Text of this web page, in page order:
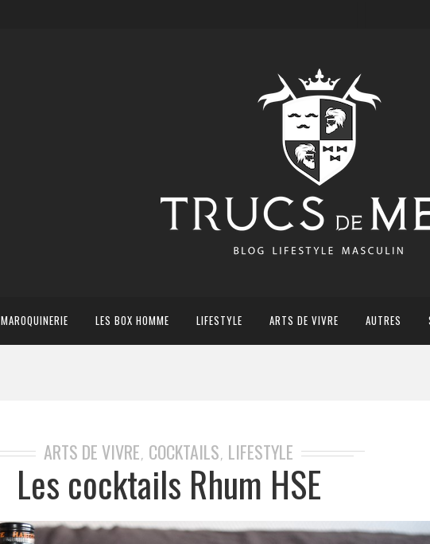
MAROQUINERIE LES BOX HOMME LIFESTYLE ARTS DE VIVRE AUTRES
ARTS DE VIVRE, COCKTAILS, LIFESTYLE
Les cocktails Rhum HSE